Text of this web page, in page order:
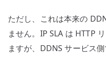
ただし、これは本来の
ません。IP SLA は HTTP
ますが、DDNS サービス